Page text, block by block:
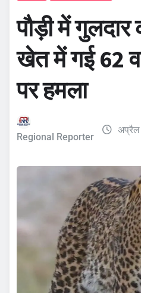
पौड़ी में
खेत में गई 62
पर हमला
Regional Reporter